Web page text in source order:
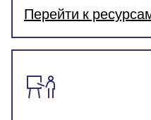
Перейти к